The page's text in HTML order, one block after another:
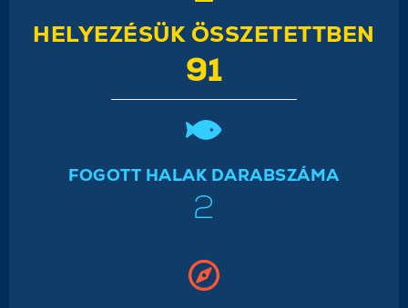
HELYEZÉSÜK ÖSSZETETTBEN
91
FOGOTT HALAK DARABSZÁMA
2